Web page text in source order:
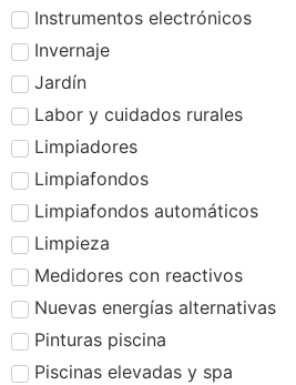
Instrumentos electrónicos
Invernaje
Jardín
Labor y cuidados rurales
Limpiadores
Limpiafondos
Limpiafondos automáticos
Limpieza
Medidores con reactivos
Nuevas energías alternativas
Pinturas piscina
Piscinas elevadas y spa